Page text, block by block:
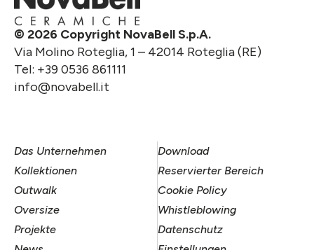
© 2026 Copyright NovaBell S.p.A.
Via Molino Roteglia, 1 – 42014 Roteglia (RE)
Tel: +39 0536 861111
info@novabell.it
Das Unternehmen
Kollektionen
Outwalk
Oversize
Projekte
Download
Reservierter Bereich
Cookie Policy
Whistleblowing
Datenschutz